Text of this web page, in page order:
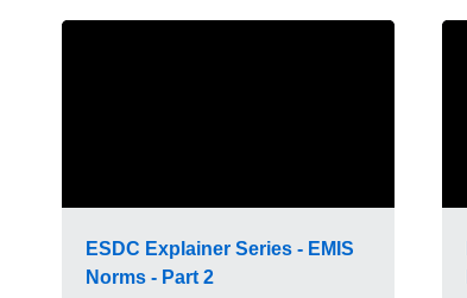
ESDC Explainer Series - EMIS
Norms - Part 2